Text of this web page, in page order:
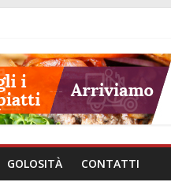
GOLOSITÀ CONTATTI